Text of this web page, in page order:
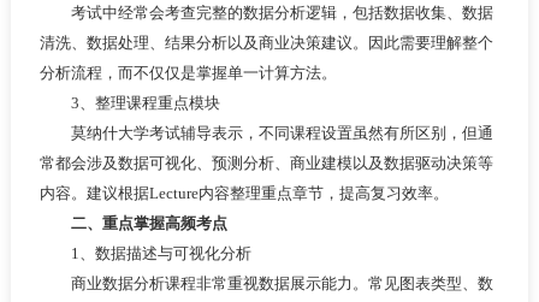
考试中经常会考查完整的数据分析逻辑，包括数据收集、数据
清洗、数据处理、结果分析以及商业决策建议。因此需要理解整个
分析流程，而不仅仅是掌握单一计算方法。
3、整理课程重点模块
莫纳什大学考试辅导表示，不同课程设置虽然有所区别，但通
常都会涉及数据可视化、预测分析、商业建模以及数据驱动决策等
内容。建议根据Lecture内容整理重点章节，提高复习效率。
二、重点掌握高频考点
1、数据描述与可视化分析
商业数据分析课程非常重视数据展示能力。常见图表类型、数